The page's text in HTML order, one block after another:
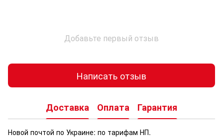
Добавьте первый отзыв
Написать отзыв
Доставка Оплата Гарантия
Новой почтой по Украине: по тарифам НП.